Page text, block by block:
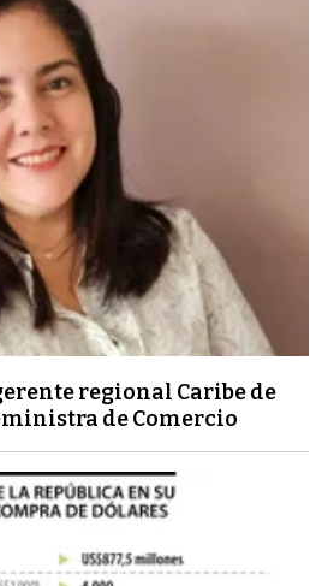
regional Caribe de
de Comercio